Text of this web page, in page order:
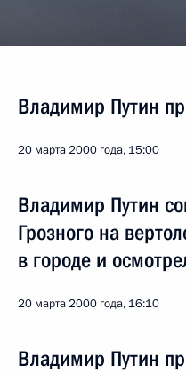
Владимир Путин
20 марта 2000 года, 15:00
Владимир Путин
Грозного на
в городе и
20 марта 2000 года, 16:10
Владимир Путин